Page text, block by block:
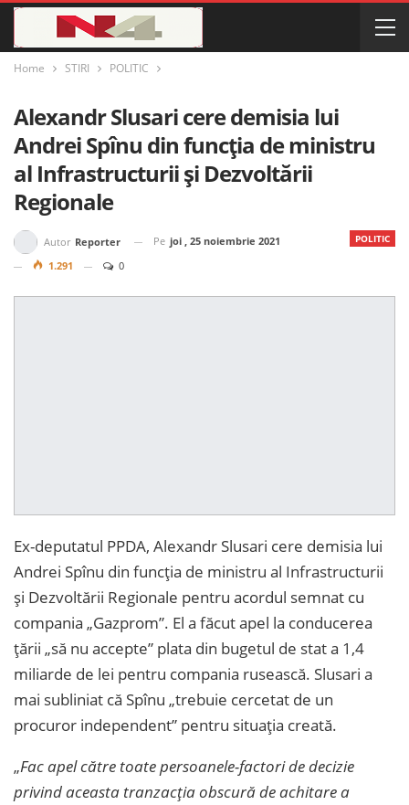
Home STIRI POLITIC
Alexandr Slusari cere demisia lui
Andrei Spînu din funcția de ministru
al Infrastructurii și Dezvoltării
Regionale
POLITIC
Autor Reporter Pe joi , 25 noiembrie 2021
1.291
0
Ex-deputatul PPDA, Alexandr Slusari cere demisia lui
Andrei Spînu din funcția de ministru al Infrastructurii
și Dezvoltării Regionale pentru acordul semnat cu
compania „Gazprom”. El a făcut apel la conducerea
țării „să nu accepte” plata din bugetul de stat a 1,4
miliarde de lei pentru compania rusească. Slusari a
mai subliniat că Spînu „trebuie cercetat de un
procuror independent” pentru situația creată.
„Fac apel către toate persoanele-factori de decizie
privind aceasta tranzacția obscură de achitare a